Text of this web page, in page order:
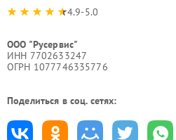
4.9-5.0
ООО "Русервис"
ИНН 7702633247
ОГРН 1077746335776
Поделиться в соц. сетях: